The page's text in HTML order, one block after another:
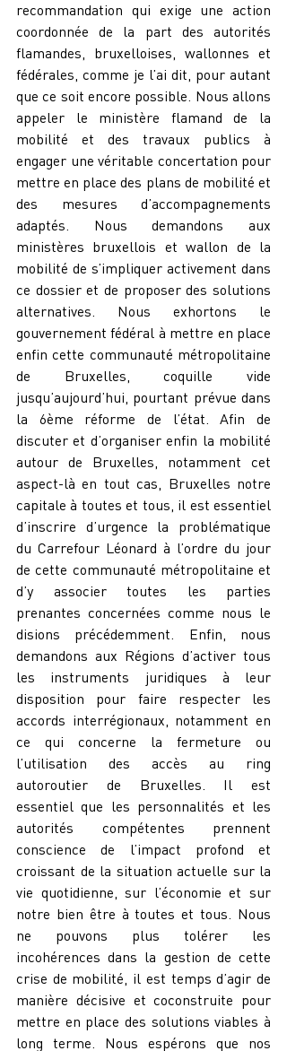
recommandation qui exige une action
coordonnée de la part des autorités
flamandes, bruxelloises, wallonnes et
fédérales, comme je l’ai dit, pour autant
que ce soit encore possible. Nous allons
appeler le ministère flamand de la
mobilité et des travaux publics à
engager une véritable concertation pour
mettre en place des plans de mobilité et
des mesures d’accompagnements
adaptés. Nous demandons aux
ministères bruxellois et wallon de la
mobilité de s’impliquer activement dans
ce dossier et de proposer des solutions
alternatives. Nous exhortons le
gouvernement fédéral à mettre en place
enfin cette communauté métropolitaine
de Bruxelles, coquille vide
jusqu’aujourd’hui, pourtant prévue dans
la 6ème réforme de l’état. Afin de
discuter et d’organiser enfin la mobilité
autour de Bruxelles, notamment cet
aspect-là en tout cas, Bruxelles notre
capitale à toutes et tous, il est essentiel
d’inscrire d’urgence la problématique
du Carrefour Léonard à l’ordre du jour
de cette communauté métropolitaine et
d’y associer toutes les parties
prenantes concernées comme nous le
disions précédemment. Enfin, nous
demandons aux Régions d’activer tous
les instruments juridiques à leur
disposition pour faire respecter les
accords interrégionaux, notamment en
ce qui concerne la fermeture ou
l’utilisation des accès au ring
autoroutier de Bruxelles. Il est
essentiel que les personnalités et les
autorités compétentes prennent
conscience de l’impact profond et
croissant de la situation actuelle sur la
vie quotidienne, sur l’économie et sur
notre bien être à toutes et tous. Nous
ne pouvons plus tolérer les
incohérences dans la gestion de cette
crise de mobilité, il est temps d’agir de
manière décisive et coconstruite pour
mettre en place des solutions viables à
long terme. Nous espérons que nos